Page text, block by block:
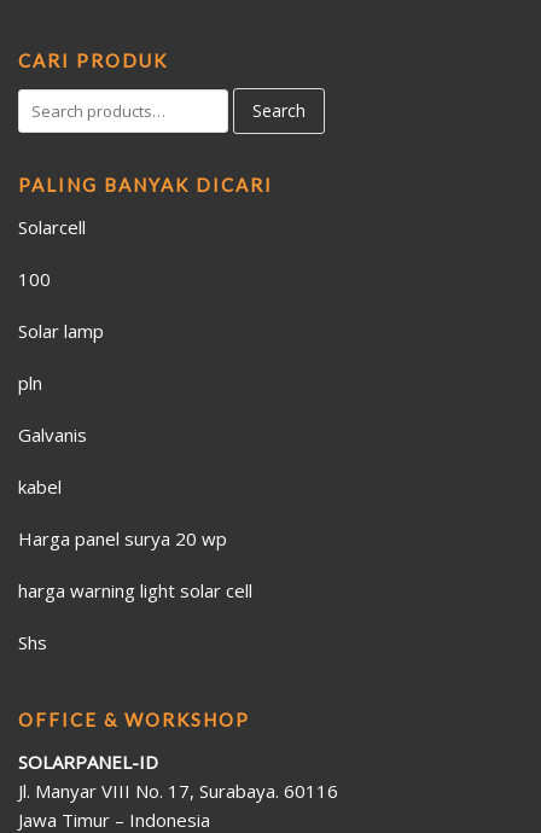
CARI PRODUK
Search
PALING BANYAK DICARI
Solarcell
100
Solar lamp
pln
Galvanis
kabel
Harga panel surya 20 wp
harga warning light solar cell
Shs
OFFICE & WORKSHOP
SOLARPANEL-ID
Jl. Manyar VIII No. 17, Surabaya. 60116
Jawa Timur – Indonesia